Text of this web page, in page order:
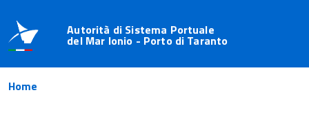
Autorità di Sistema Portuale
del Mar Ionio - Porto di Taranto
Home